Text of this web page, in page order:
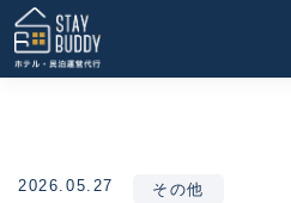
2026.05.27 その他